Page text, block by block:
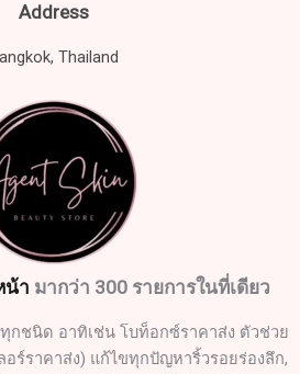
Address
Thailand
น้า มากว่า 300 รายการในที่เดียว
ชนิด อาทิเช่น โบท็อกซ์ราคาส่ง ตัวช่วย
อร์ราคาส่ง) แก้ไขทุกปัญหาริ้วรอยร่องลึก,